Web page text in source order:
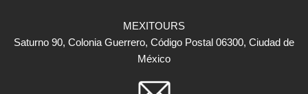
MEXITOURS
Saturno 90, Colonia Guerrero, Código Postal 06300, Ciudad de
México